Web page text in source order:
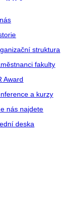
struktura
fakulty
Award
a kurzy
nás najdete
deska